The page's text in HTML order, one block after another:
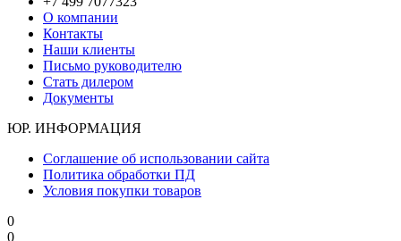
О компании
Контакты
Наши клиенты
Письмо руководителю
Стать дилером
Документы
ЮР. ИНФОРМАЦИЯ
Соглашение об использовании сайта
Политика обработки ПД
Условия покупки товаров
0
0